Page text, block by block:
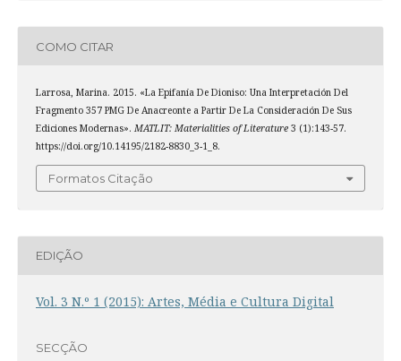
COMO CITAR
Larrosa, Marina. 2015. «La Epifanía De Dioniso: Una Interpretación Del
Fragmento 357 PMG De Anacreonte a Partir De La Consideración De Sus
Ediciones Modernas». MATLIT: Materialities of Literature3 (1):143-57.
https://doi.org/10.14195/2182-8830_3-1_8.
Formatos Citação
EDIÇÃO
Vol. 3 N.º 1 (2015): Artes, Média e Cultura Digital
SECÇÃO